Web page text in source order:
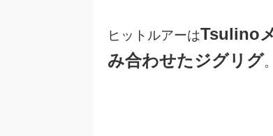
ヒットルアーはTsulino
み合わせたジグリグ。